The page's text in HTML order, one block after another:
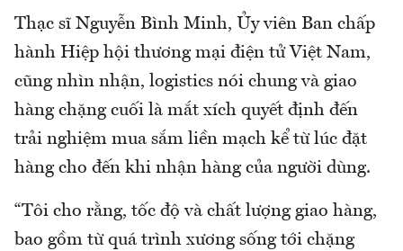
Thạc sĩ Nguyễn Bình Minh, Ủy viên Ban chấp
hành Hiệp hội thương mại điện tử Việt Nam,
cũng nhìn nhận, logistics nói chung và giao
hàng chặng cuối là mắt xích quyết định đến
trải nghiệm mua sắm liền mạch kể từ lúc đặt
hàng cho đến khi nhận hàng của người dùng.
“Tôi cho rằng, tốc độ và chất lượng giao hàng,
bao gồm từ quá trình xương sống tới chặng